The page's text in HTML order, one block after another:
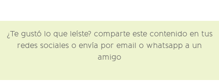
¿Te gustó lo que leíste? comparte este contenido en tus
redes sociales o envía por email o whatsapp a un
amigo